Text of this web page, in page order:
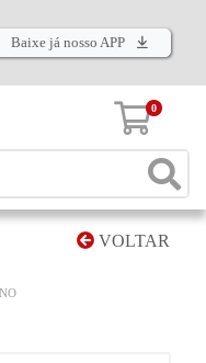
Baixe já nosso APP
0
VOLTAR